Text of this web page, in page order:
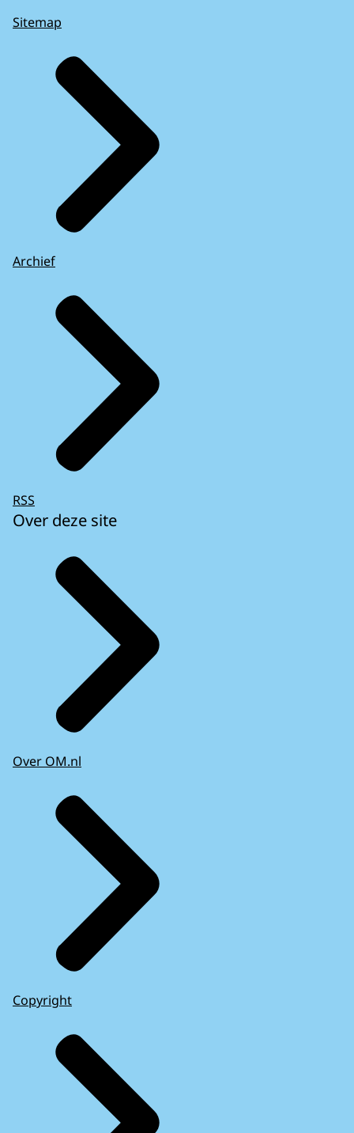
Sitemap
Archief
RSS
Over deze site
Over OM.nl
Copyright